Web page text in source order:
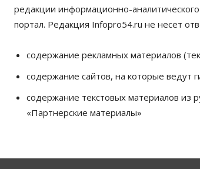
редакции информационно-
портал. Редакция Infopro54.ru не несет
содержание рекламных материалов
содержание сайтов, на которые ведут
содержание текстовых материалов из
«Партнерские материалы»